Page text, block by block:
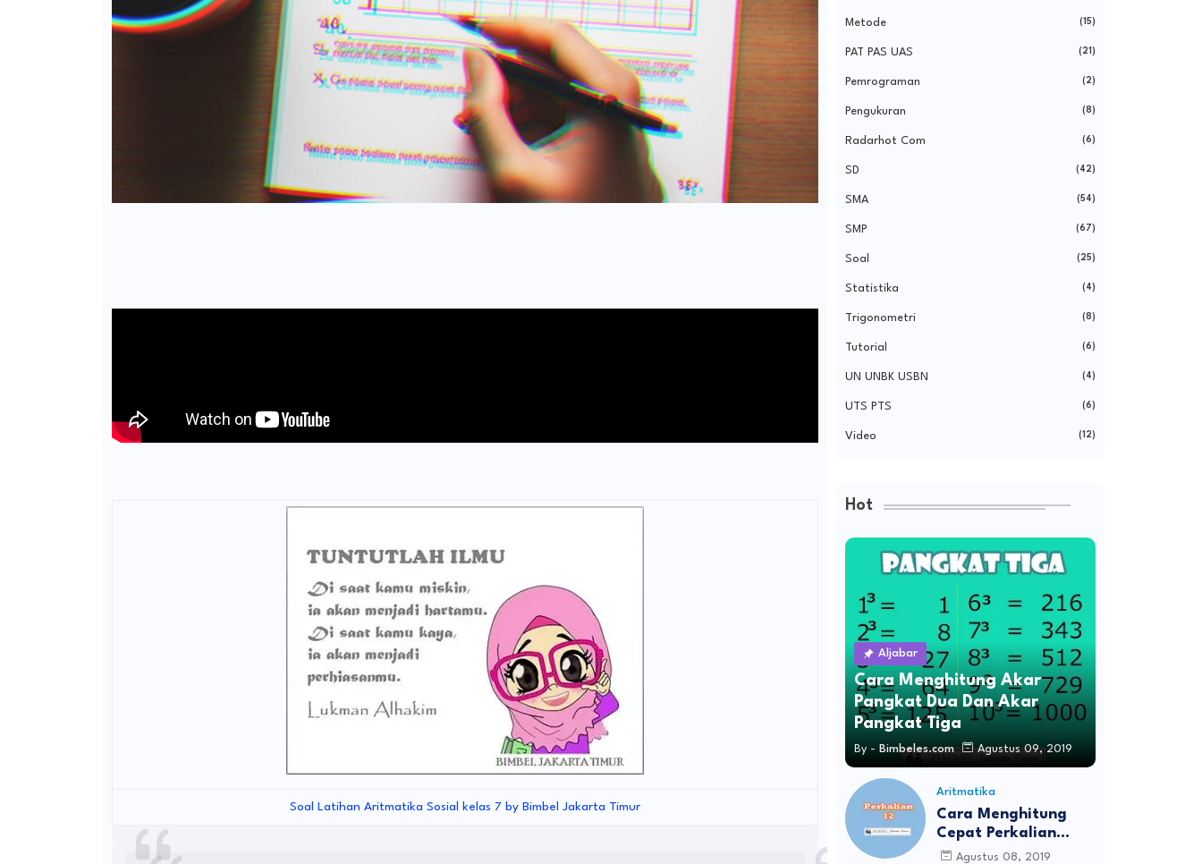
Soal Latihan Aritmatika Sosial kelas 7 by Bimbel Jakarta Timur
Metode (15)
PAT PAS UAS (21)
Pemrograman (2)
Pengukuran (8)
Radarhot Com (6)
SD (42)
SMA (54)
SMP (67)
Soal (25)
Statistika (4)
Trigonometri (8)
Tutorial (6)
UN UNBK USBN (4)
UTS PTS (6)
Video (12)
Hot
Aljabar
Cara Menghitung Akar
Pangkat Dua Dan Akar
Pangkat Tiga
By - Bimbeles.com Agustus 09, 2019
Aritmatika
Cara Menghitung
Cepat Perkalian
Bilangan Belasan
Agustus 08, 2019